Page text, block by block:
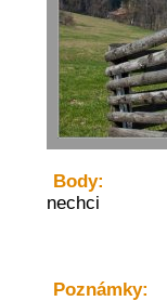
Body:
nechci
Poznámky: